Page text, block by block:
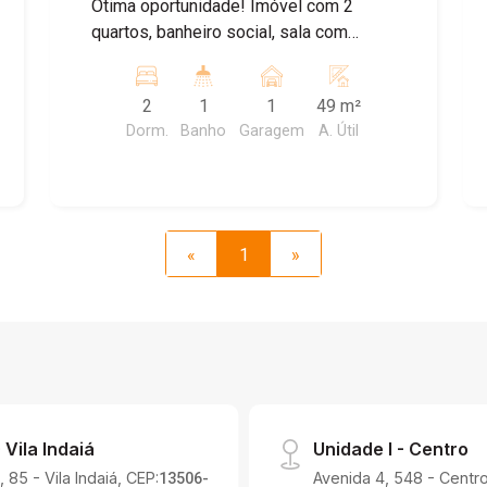
Ótima oportunidade! Imóvel com 2
quartos, banheiro social, sala com
garagem. O apartamento contará com
gabinete e armário na cozinha, além de
armário no banheiro. Agende uma visita!
2
Dorm.
1
Banho
1
Garagem
49 m²
A. Útil
« 1 »
Vila Indaiá
85 - Vila Indaiá, CEP:13506-
Unidade I - Centro
Avenida 4, 548 -